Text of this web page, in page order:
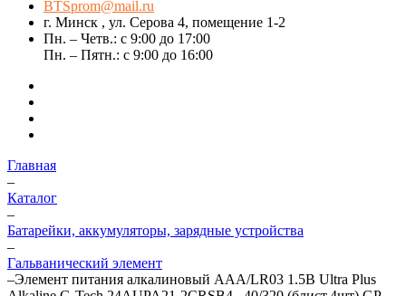
BTSprom@mail.ru
г. Минск , ул. Серова 4, помещение 1-2
Пн. – Четв.: с 9:00 до 17:00
Пн. – Пятн.: с 9:00 до 16:00
Главная
–
Каталог
–
Батарейки, аккумуляторы, зарядные устройства
–
Гальванический элемент
–Элемент питания алкалиновый AAA/LR03 1.5В Ultra Plus